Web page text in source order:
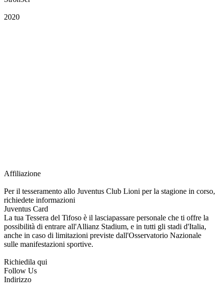
2020
Affiliazione
Per il tesseramento allo Juventus Club Lioni per la stagione in corso,
richiedete informazioni
Juventus Card
La tua Tessera del Tifoso è il lasciapassare personale che ti offre la
possibilità di entrare all'Allianz Stadium, e in tutti gli stadi d'Italia,
anche in caso di limitazioni previste dall'Osservatorio Nazionale
sulle manifestazioni sportive.
Richiedila qui
Follow Us
Indirizzo